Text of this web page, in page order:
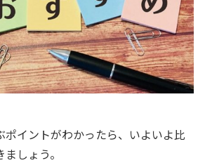
ポイントがわかったら、いよいよ比
しょう。